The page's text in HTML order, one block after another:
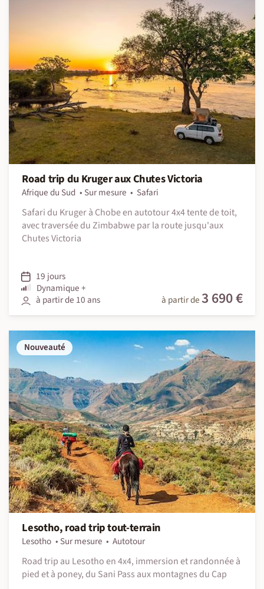
Road trip du Kruger aux Chutes Victoria
Afrique du Sud Sur mesure
Safari
Safari du Kruger à Chobe en autotour 4x4 tente de toit,
avec traversée du Zimbabwe par la route jusqu'aux
Chutes Victoria
19 jours
Dynamique +
à partir de 10 ans
à partir de 3 690 €
Nouveauté
Lesotho, road trip tout-terrain
Lesotho Sur mesure
Autotour
Road trip au Lesotho en 4x4, immersion et randonnée à
pied et à poney, du Sani Pass aux montagnes du Cap